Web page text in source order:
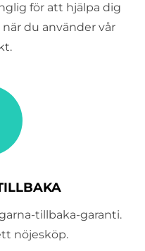
för att hjälpa dig
du använder vår
tillbaka-garanti.
nöjesköp.